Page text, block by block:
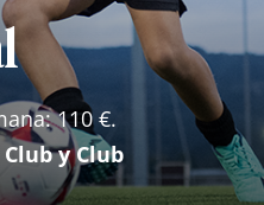
110 €.
y Club